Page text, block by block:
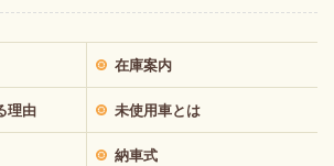
在庫案内
理由 未使用車とは
納車式